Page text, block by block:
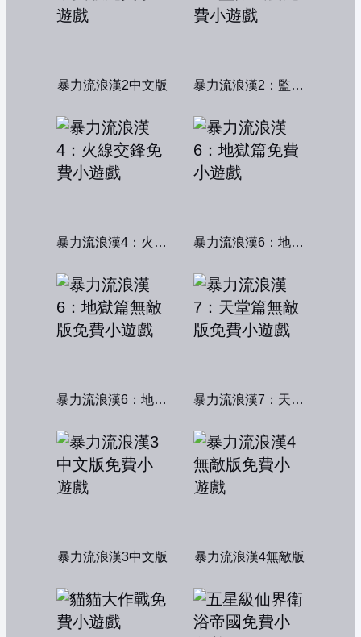
暴力流浪漢2中文版 暴力流浪漢2：監獄風雲
暴力流浪漢4：火線交鋒 暴力流浪漢6：地獄篇
暴力流浪漢6：地獄篇無敵版 暴力流浪漢7：天堂篇無敵版
暴力流浪漢3中文版 暴力流浪漢4無敵版